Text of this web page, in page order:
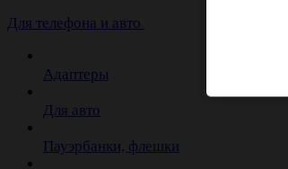
Для телефона и авто
Адаптеры
Для авто
Пауэрбанки, флешки